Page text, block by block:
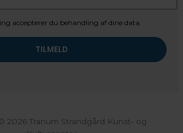
accepterer du behandling af dine data.
2026 Tranum Strandgård Kunst- og